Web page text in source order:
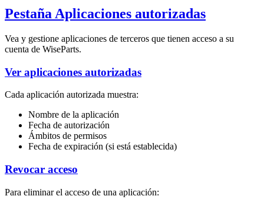
Pestaña Aplicaciones autorizadas
Vea y gestione aplicaciones de terceros que tienen acceso a su
cuenta de WiseParts.
Ver aplicaciones autorizadas
Cada aplicación autorizada muestra:
Nombre de la aplicación
Fecha de autorización
Ámbitos de permisos
Fecha de expiración (si está establecida)
Revocar acceso
Para eliminar el acceso de una aplicación: